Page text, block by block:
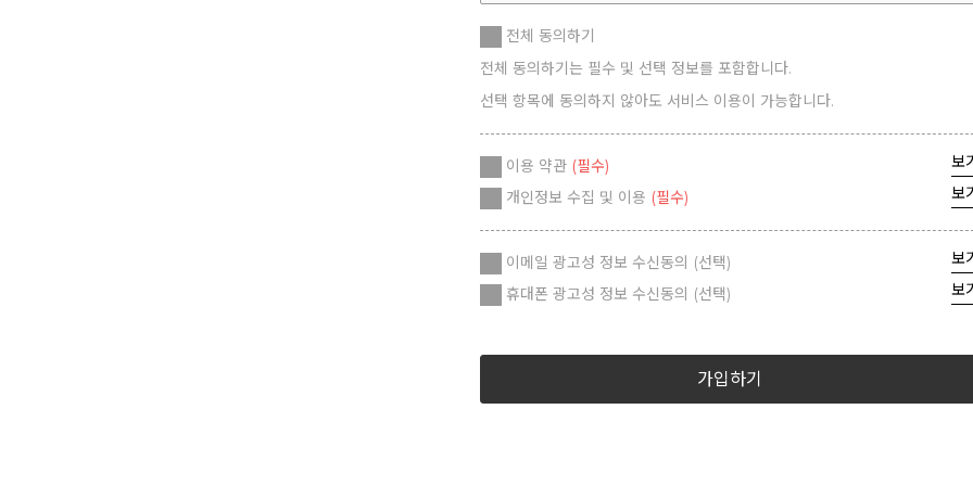
전체 동의하기
전체 동의하기는 필수 및 선택 정보를 포함합니다.
선택 항목에 동의하지 않아도 서비스 이용이 가능합니다.
이용 약관 (필수)
보
개인정보 수집 및 이용 (필수) 보
이메일 광고성 정보 수신동의 (선택)
보
휴대폰 광고성 정보 수신동의 (선택)
보
가입하기